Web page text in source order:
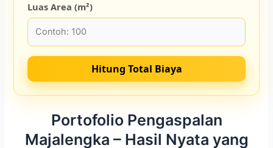
Luas Area (m²)
Hitung Total Biaya
Portofolio Pengaspalan
Majalengka – Hasil Nyata yang